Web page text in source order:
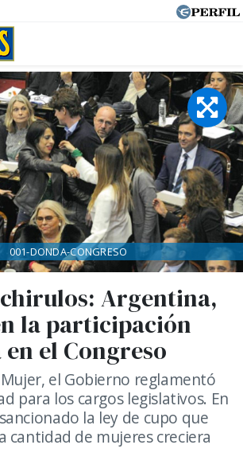
Argentina,
la participación
el Congreso
Mujer, el Gobierno reglamentó
para los cargos legislativos. En
la ley de cupo que
cantidad de mujeres creciera
001-DONDA-CONGRESO